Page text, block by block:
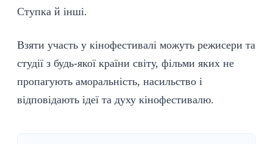
Ступка й інші.
Взяти участь у кінофестивалі можуть режисери та
студії з будь-якої країни світу, фільми яких не
пропагують аморальність, насильство і
відповідають ідеї та духу кінофестивалю.